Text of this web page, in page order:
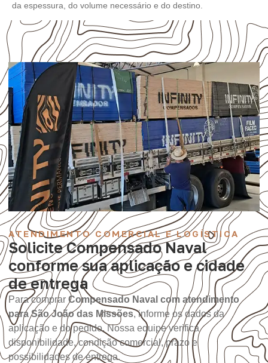
da espessura, do volume necessário e do destino.
ATENDIMENTO COMERCIAL E LOGÍSTICA
Solicite Compensado Naval
conforme sua aplicação e cidade
de entrega
Para comprar Compensado Naval com atendimento
para São João das Missões, informe os dados da
aplicação e do pedido. Nossa equipe verifica
disponibilidade, condição comercial, prazo e
possibilidades de entrega.